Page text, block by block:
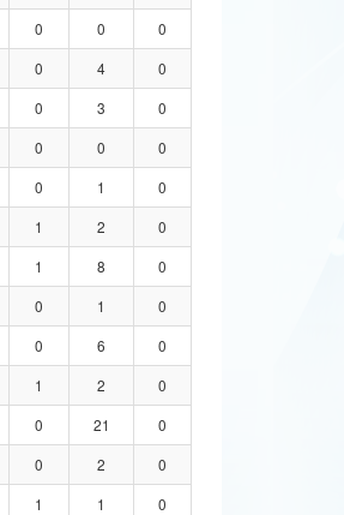
0 0
0
0 4
0
0 3
0
0 0
0
0 1
0
1 2
0
1 8
0
0 1
0
0 6
0
1 2
0
0 21
0
0 2
0
1 1
0